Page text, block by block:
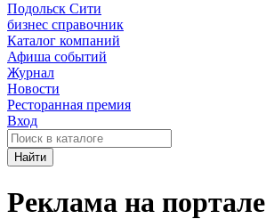
Подольск Сити
бизнес справочник
Каталог компаний
Афиша событий
Журнал
Новости
Ресторанная премия
Вход
Найти
Реклама на портале